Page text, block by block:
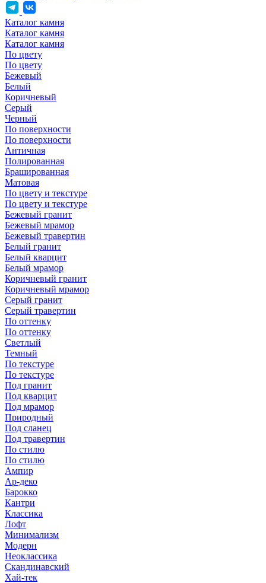
Каталог камня
Каталог камня
Каталог камня
По цвету
По цвету
Бежевый
Белый
Коричневый
Серый
Черный
По поверхности
По поверхности
Античная
Полированная
Брашированная
Матовая
По цвету и текстуре
По цвету и текстуре
Бежевый гранит
Бежевый мрамор
Бежевый травертин
Белый гранит
Белый кварцит
Белый мрамор
Коричневый гранит
Коричневый мрамор
Серый гранит
Серый травертин
По оттенку
По оттенку
Светлый
Темный
По текстуре
По текстуре
Под гранит
Под кварцит
Под мрамор
Природный
Под сланец
Под травертин
По стилю
По стилю
Ампир
Ар-деко
Барокко
Кантри
Классика
Лофт
Минимализм
Модерн
Неоклассика
Скандинавский
Хай-тек